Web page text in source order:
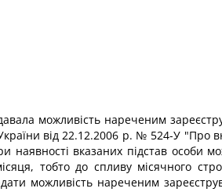
можливість нареченим
від 22.12.2006 р. № 524-У "Про
наявності вказаних підстав особи
тобто до спливу місячного
можливість нареченим